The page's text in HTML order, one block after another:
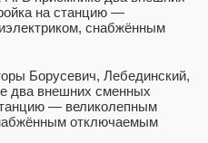
Борусевич, Лебединский,
два внешних сменных
— великолепным
отключаемым